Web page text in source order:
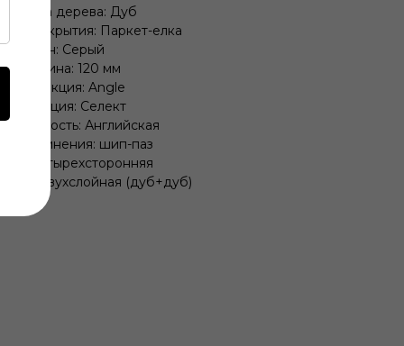
Порода дерева: Дуб
покрытия: Паркет-елка
Тон: Серый
Ширина: 120 мм
Коллекция: Angle
Селекция: Селект
Английская
соединения: шип-паз
четырехсторонняя
Двухслойная (дуб+дуб)